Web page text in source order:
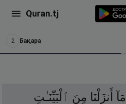
Quran.tj
2 Бақара
مَآ أَنزَلْنَا مِنَ ٱلْبَيِّنَـٰتِ